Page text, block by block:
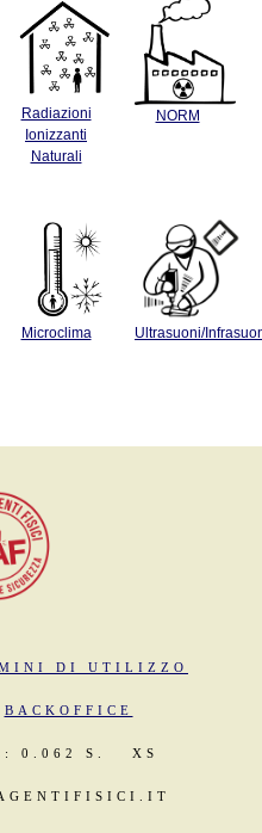
Radiazioni
Ionizzanti
Naturali
NORM
Microclima Ultrasuoni/
DI UTILIZZO
BACKOFFICE
0.062 S. XS